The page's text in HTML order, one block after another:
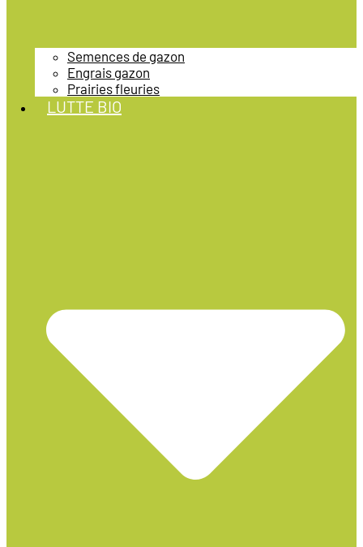
Semences de gazon
Engrais gazon
Prairies fleuries
LUTTE BIO